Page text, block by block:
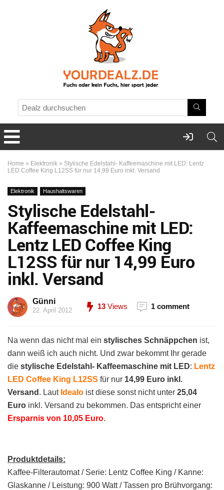
Home » Elektronik » Stylische Edelstahl- Kaffeemaschine mit LED: Lentz
LED Coffee King L12SS für nur 14,99 Euro inkl. Versand
Elektronik Haushaltswaren
Stylische Edelstahl-
Kaffeemaschine mit LED:
Lentz LED Coffee King
L12SS für nur 14,99 Euro
inkl. Versand
Günni
22. April 2012 13 Views 1 comment
Na wenn das nicht mal ein stylisches Schnäppchen ist,
dann weiß ich auch nicht. Und zwar bekommt Ihr gerade
die stylische Edelstahl- Kaffeemaschine mit LED: Lentz
LED Coffee King L12SS für nur 14,99 Euro inkl.
Versand . Laut Idealo ist diese sonst nicht unter 25,04
Euro inkl. Versand zu bekommen. Das entspricht einer
Ersparnis von 10,05 Euro.
Produktdetails:
Kaffee-Filterautomat / Serie: Lentz Coffee King / Kanne:
Glaskanne / Leistung: 900 Watt / Tassen pro Brühvorgang: